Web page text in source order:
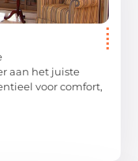
aan het juiste
voor comfort,